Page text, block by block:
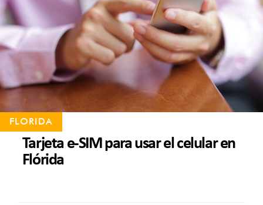
FLORIDA
Tarjeta e-SIM para usar el celular en
Flórida